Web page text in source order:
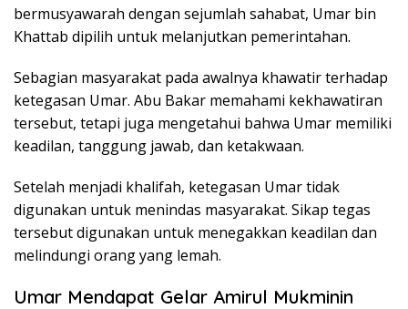
bermusyawarah dengan sejumlah sahabat, Umar bin
Khattab dipilih untuk melanjutkan pemerintahan.
Sebagian masyarakat pada awalnya khawatir terhadap
ketegasan Umar. Abu Bakar memahami kekhawatiran
tersebut, tetapi juga mengetahui bahwa Umar memiliki
keadilan, tanggung jawab, dan ketakwaan.
Setelah menjadi khalifah, ketegasan Umar tidak
digunakan untuk menindas masyarakat. Sikap tegas
tersebut digunakan untuk menegakkan keadilan dan
melindungi orang yang lemah.
Umar Mendapat Gelar Amirul Mukminin